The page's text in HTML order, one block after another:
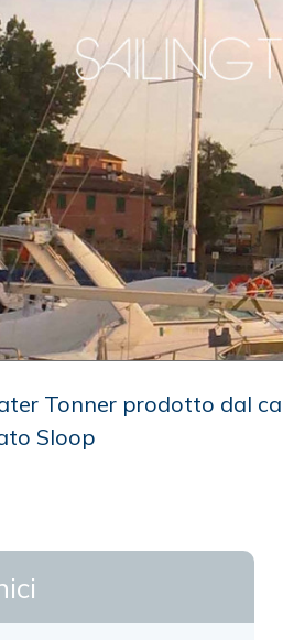
Tonner prodotto dal
Sloop